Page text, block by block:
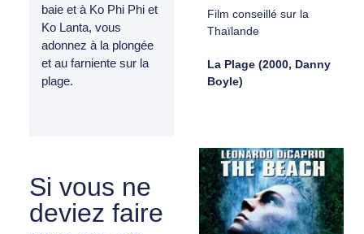
baie et à Ko Phi Phi et
Ko Lanta, vous
adonnez à la plongée
et au farniente sur la
plage.
Si vous ne
deviez faire
Film conseillé sur la
Thaïlande
La Plage (2000, Danny
Boyle)